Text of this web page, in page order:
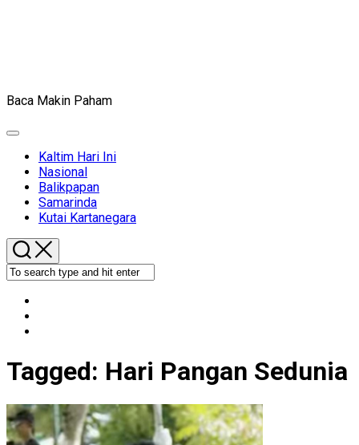
Baca Makin Paham
Expand
Kaltim Hari Ini
Nasional
Balikpapan
Samarinda
Kutai Kartanegara
Tagged: Hari Pangan Sedunia